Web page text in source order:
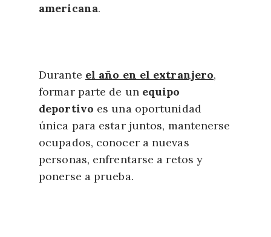
americana.
Durante el año en el extranjero,
formar parte de un equipo
deportivo es una oportunidad
única para estar juntos, mantenerse
ocupados, conocer a nuevas
personas, enfrentarse a retos y
ponerse a prueba.